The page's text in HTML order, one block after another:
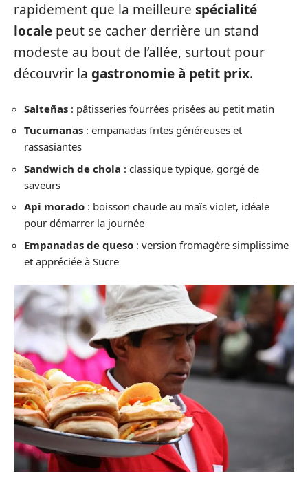
rapidement que la meilleure spécialité
locale peut se cacher derrière un stand
modeste au bout de l’allée, surtout pour
découvrir la gastronomie à petit prix.
Salteñas : pâtisseries fourrées prisées au petit matin
Tucumanas : empanadas frites généreuses et
rassasiantes
Sandwich de chola : classique typique, gorgé de
saveurs
Api morado : boisson chaude au maïs violet, idéale
pour démarrer la journée
Empanadas de queso : version fromagère simplissime
et appréciée à Sucre